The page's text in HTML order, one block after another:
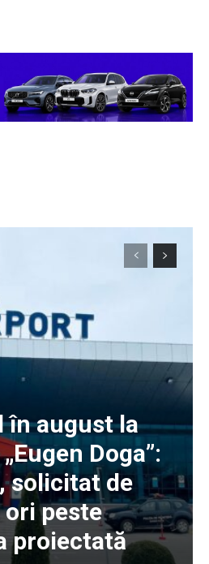
în august la
Doga”:
solicitat de
ori peste
proiectată